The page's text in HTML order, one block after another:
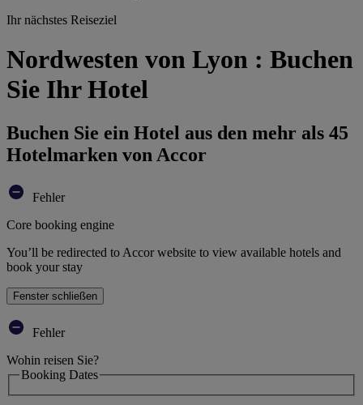
Ihr nächstes Reiseziel
Nordwesten von Lyon : Buchen
Sie Ihr Hotel
Buchen Sie ein Hotel aus den mehr als 45
Hotelmarken von Accor
Fehler
Core booking engine
You’ll be redirected to Accor website to view available hotels and
book your stay
Fenster schließen
Fehler
Wohin reisen Sie?
Booking Dates